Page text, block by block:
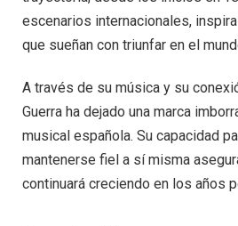
escenarios internacionales,
que sueñan con triunfar en el
A través de su música y su
Guerra ha dejado una marca
musical española. Su capacidad
mantenerse fiel a sí misma
continuará creciendo en los años